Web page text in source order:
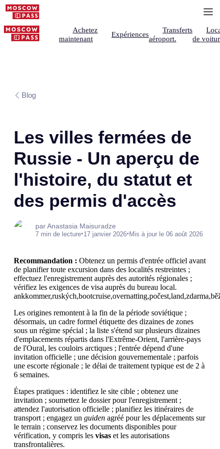
Achetez
maintenant
Expériences
Transferts
aéroport.
de
Blog
Les villes fermées de
Russie - Un aperçu de
l'histoire, du statut et
des permis d'accès
par Anastasia Maisuradze
7 min de lecture•17 janvier 2026•Mis à jour le 06 août 2026
Recommandation : Obtenez un permis d'entrée officiel avant
de planifier toute excursion dans des localités restreintes ;
effectuez l'enregistrement auprès des autorités régionales ;
vérifiez les exigences de visa auprès du bureau local.
Les origines remontent à la fin de la période soviétique ;
désormais, un cadre formel étiquette des dizaines de zones
sous un régime spécial ; la liste s'étend sur plusieurs dizaines
d'emplacements répartis dans l'Extrême-Orient, l'arrière-pays
de l'Oural, les couloirs arctiques ; l'entrée dépend d'une
invitation officielle ; une décision gouvernementale ; parfois
une escorte régionale ; le délai de traitement typique est de 2 à
6 semaines.
Étapes pratiques : identifiez le site cible ; obtenez une
invitation ; soumettez le dossier pour l'enregistrement ;
attendez l'autorisation officielle ; planifiez les itinéraires de
transport ; engagez un guiden agréé pour les déplacements sur
le terrain ; conservez les documents disponibles pour
vérification, y compris les visas et les autorisations
transfrontalières.